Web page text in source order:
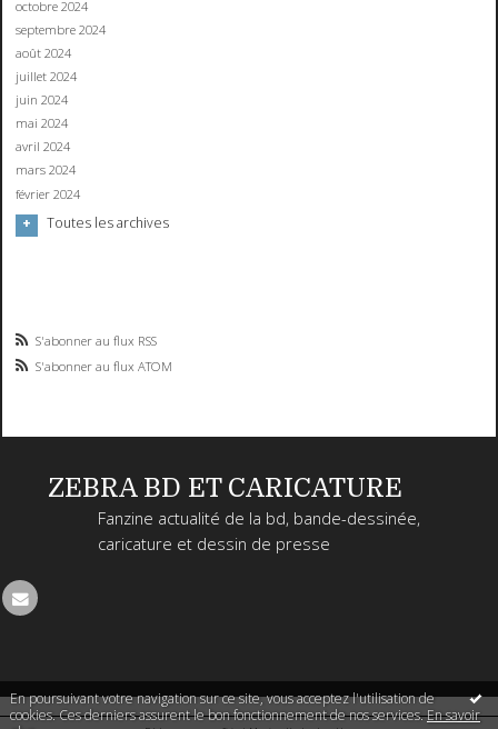
En poursuivant votre navigation sur ce site, vous acceptez l'utilisation de
cookies. Ces derniers assurent le bon fonctionnement de nos services.En savoir
octobre 2024
septembre 2024
août 2024
juillet 2024
juin 2024
mai 2024
avril 2024
mars 2024
février 2024
Toutes les archives
S'abonner au flux RSS
S'abonner au flux ATOM
ZEBRA BD ET CARICATURE
Fanzine actualité de la bd, bande-dessinée,
caricature et dessin de presse